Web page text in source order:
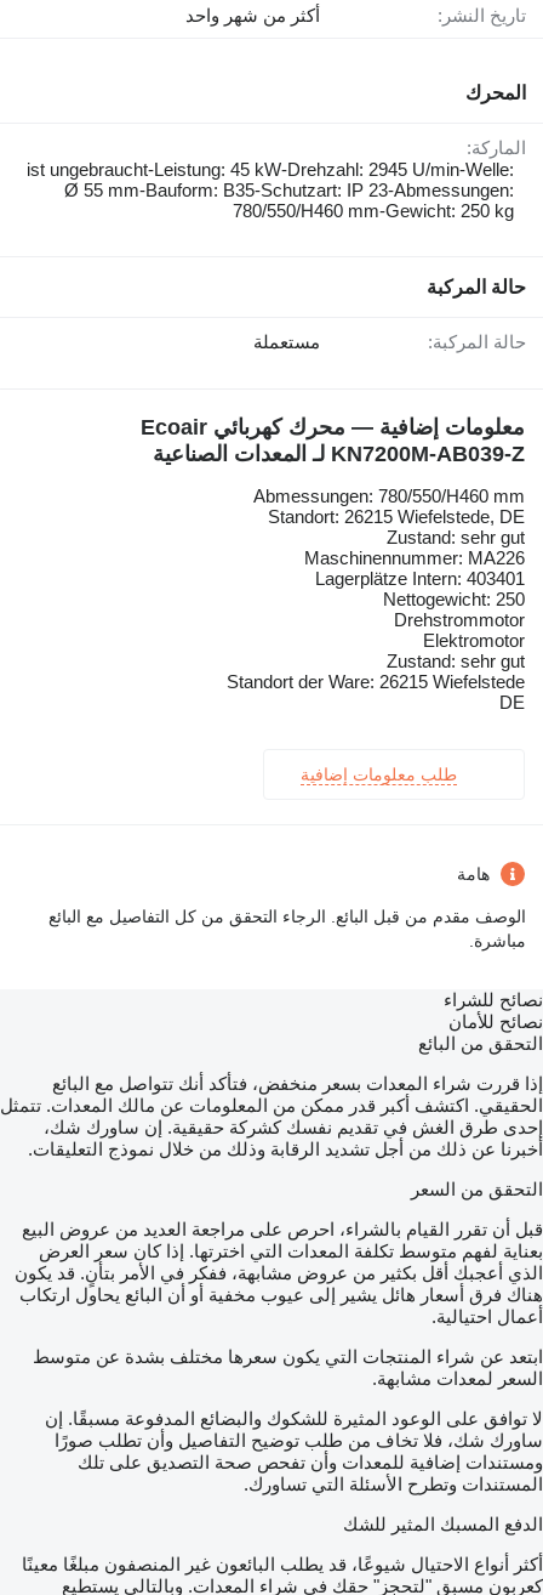
تاريخ النشر: أكثر من شهر واحد
المحرك
الماركة:
ist ungebraucht-Leistung: 45 kW-Drehzahl: 2945 U/min-Welle:
Ø 55 mm-Bauform: B35-Schutzart: IP 23-Abmessungen:
780/550/H460 mm-Gewicht: 250 kg
حالة المركبة
حالة المركبة: مستعملة
معلومات إضافية — محرك كهربائي Ecoair
KN7200M-AB039-Z لـ المعدات الصناعية
Abmessungen: 780/550/H460 mm
Standort: 26215 Wiefelstede, DE
Zustand: sehr gut
Maschinennummer: MA226
Lagerplätze Intern: 403401
Nettogewicht: 250
Drehstrommotor
Elektromotor
Zustand: sehr gut
Standort der Ware: 26215 Wiefelstede
DE
طلب معلومات إضافية
هامة
الوصف مقدم من قبل البائع. الرجاء التحقق من كل التفاصيل مع البائع
مباشرة.
نصائح للشراء
نصائح للأمان
التحقق من البائع
إذا قررت شراء المعدات بسعر منخفض، فتأكد أنك تتواصل مع البائع
الحقيقي. اكتشف أكبر قدر ممكن من المعلومات عن مالك المعدات. تتمثل
إحدى طرق الغش في تقديم نفسك كشركة حقيقية. إن ساورك شك،
أخبرنا عن ذلك من أجل تشديد الرقابة وذلك من خلال نموذج التعليقات.
التحقق من السعر
قبل أن تقرر القيام بالشراء، احرص على مراجعة العديد من عروض البيع
بعناية لفهم متوسط تكلفة المعدات التي اخترتها. إذا كان سعر العرض
الذي أعجبك أقل بكثير من عروض مشابهة، ففكر في الأمر بتأنٍ. قد يكون
هناك فرق أسعار هائل يشير إلى عيوب مخفية أو أن البائع يحاول ارتكاب
أعمال احتيالية.
ابتعد عن شراء المنتجات التي يكون سعرها مختلف بشدة عن متوسط
السعر لمعدات مشابهة.
لا توافق على الوعود المثيرة للشكوك والبضائع المدفوعة مسبقًا. إن
ساورك شك، فلا تخاف من طلب توضيح التفاصيل وأن تطلب صورًا
ومستندات إضافية للمعدات وأن تفحص صحة التصديق على تلك
المستندات وتطرح الأسئلة التي تساورك.
الدفع المسبك المثير للشك
أكثر أنواع الاحتيال شيوعًا، قد يطلب البائعون غير المنصفون مبلغًا معينًا
كعربون مسبق "لتحجز" حقك في شراء المعدات. وبالتالي يستطيع